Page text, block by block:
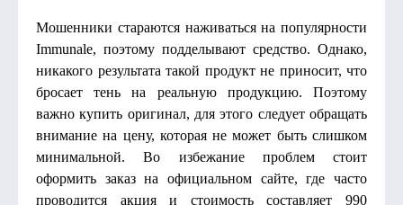
Мошенники стараются наживаться на популярности
Immunale, поэтому подделывают средство. Однако,
никакого результата такой продукт не приносит, что
бросает тень на реальную продукцию. Поэтому
важно купить оригинал, для этого следует обращать
внимание на цену, которая не может быть слишком
минимальной. Во избежание проблем стоит
оформить заказ на официальном сайте, где часто
проводится акция и стоимость составляет 990